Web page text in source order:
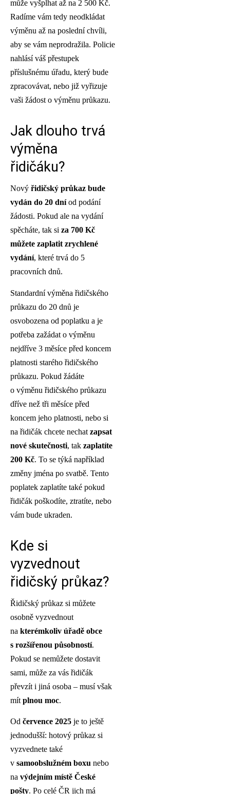
může vyšplhat až na 2 500 Kč.
Radíme vám tedy neodkládat
výměnu až na poslední chvíli,
aby se vám neprodražila. Policie
nahlásí váš přestupek
příslušnému úřadu, který bude
zpracovávat, nebo již vyřizuje
vaši žádost o výměnu průkazu.
Jak dlouho trvá
výměna
řidičáku?
Nový řidičský průkaz bude
vydán do 20 dníod podání
žádosti. Pokud ale na vydání
spěcháte, tak si za 700 Kč
můžete zaplatit zrychlené
vydání, které trvá do 5
pracovních dnů.
Standardní výměna řidičského
průkazu do 20 dnů je
osvobozena od poplatku a je
potřeba zažádat o výměnu
nejdříve 3 měsíce před koncem
platnosti starého řidičského
průkazu. Pokud žádáte
o výměnu řidičského průkazu
dříve než tři měsíce před
koncem jeho platnosti, nebo si
na řidičák chcete nechat zapsat
nové skutečnosti, tak zaplatíte
200 Kč. To se týká například
změny jména po svatbě. Tento
poplatek zaplatíte také pokud
řidičák poškodíte, ztratíte, nebo
vám bude ukraden.
Kde si
vyzvednout
řidičský průkaz?
Řidičský průkaz si můžete
osobně vyzvednout
na kterémkoliv úřadě obce
s rozšířenou působností.
Pokud se nemůžete dostavit
sami, může za vás řidičák
převzít i jiná osoba – musí však
mít plnou moc.
Od července 2025 je to ještě
jednodušší: hotový průkaz si
vyzvednete také
v samoobslužném boxu nebo
na výdejním místě České
pošty. Po celé ČR jich má